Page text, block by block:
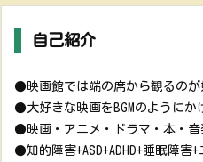
自己紹介
●映画館では端の席から観るの
●大好きな映画をBGMのようにか
●映画・アニメ・ドラマ・本・音
●知的障害+ASD+ADHD+睡眠障害